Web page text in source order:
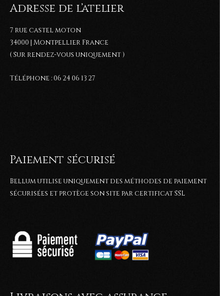
Adresse de l’atelier
7 rue castel moton
34000 | Montpellier France
( Sur rendez-vous uniquement )
Téléphone : 06 24 06 13 27
Paiement sécurisé
Bellum utilise uniquement des méthodes de paiement
sécurisées et protège son site par certificat SSL